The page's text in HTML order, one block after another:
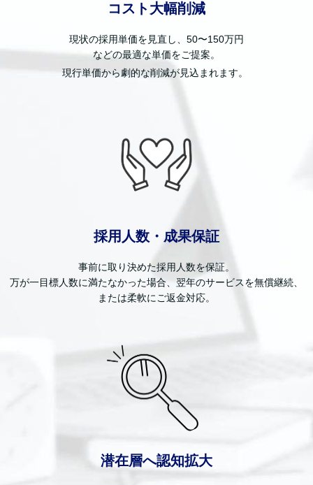
コスト大幅削減
現状の採用単価を見直し、50〜150万円
などの最適な単価をご提案。
現行単価から劇的な削減が見込まれます。
採用人数・成果保証
事前に取り決めた採用人数を保証。
万が一目標人数に満たなかった場合、翌年のサービスを無償継続、
または柔軟にご返金対応。
潜在層へ認知拡大